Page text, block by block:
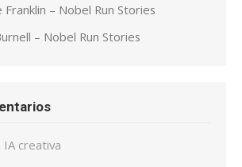
Franklin – Nobel Run Stories
– Nobel Run Stories
IA creativa